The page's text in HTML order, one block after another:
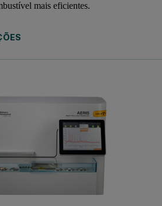
mais eficientes.